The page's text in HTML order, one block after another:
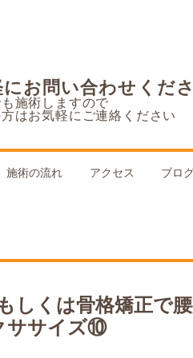
にお問い合わせくだ
施術しますので
はお気軽にご連絡ください
施術の流れ アクセス ブロ
くは骨格矯正で
ササイズ⑩